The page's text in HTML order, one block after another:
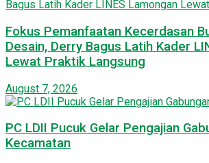
Fokus Pemanfaatan Kecerdasan
Desain, Derry Bagus Latih Kader
Lewat Praktik Langsung
August 7, 2026
PC LDII Pucuk Gelar Pengajian
Kecamatan